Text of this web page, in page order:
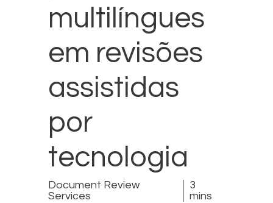
multilíngues
em revisões
assistidas
por
tecnologia
Document Review
Services
3
mins